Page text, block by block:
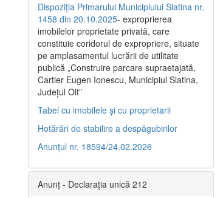
Dispoziția Primarului Municipiului Slatina nr.
1458 din 20.10.2025- exproprierea
imobilelor proprietate privată, care
constituie coridorul de expropriere, situate
pe amplasamentul lucrării de utilitate
publică „Construire parcare supraetajată,
Cartier Eugen Ionescu, Municipiul Slatina,
Județul Olt”
Tabel cu imobilele și cu proprietarii
Hotărâri de stabilire a despăgubirilor
Anunțul nr. 18594/24.02.2026
Anunț - Declarația unică 212